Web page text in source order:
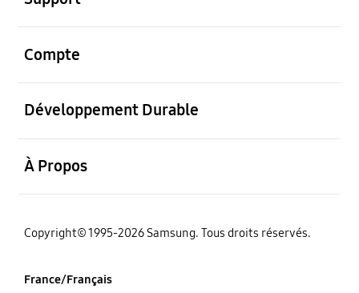
Compte
Développement Durable
À Propos
‌Copyright© 1995-2026 Samsung. Tous droits réservés.
France/Français